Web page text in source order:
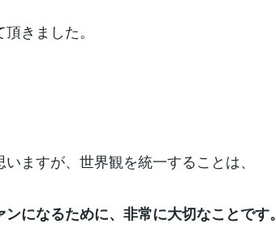
きました。
ますが、世界観を統一することは、
になるために、非常に大切なことです。